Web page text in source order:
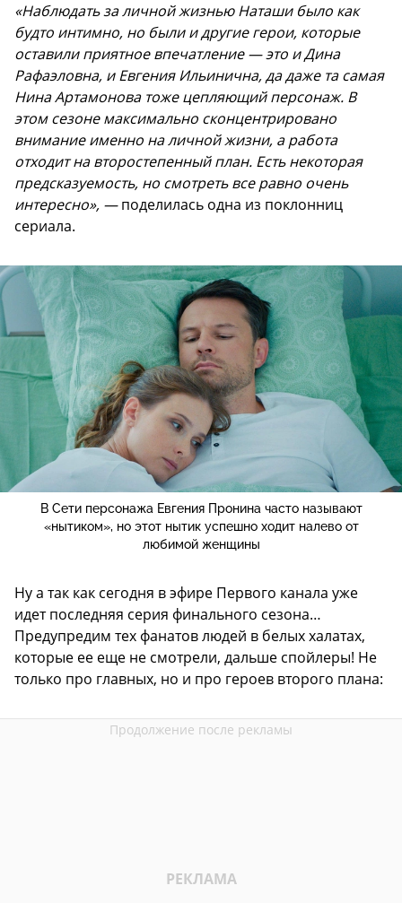
«Наблюдать за личной жизнью Наташи было как
будто интимно, но были и другие герои, которые
оставили приятное впечатление — это и Дина
Рафаэловна, и Евгения Ильинична, да даже та самая
Нина Артамонова тоже цепляющий персонаж. В
этом сезоне максимально сконцентрировано
внимание именно на личной жизни, а работа
отходит на второстепенный план. Есть некоторая
предсказуемость, но смотреть все равно очень
интересно», —поделилась одна из поклонниц
сериала.
В Сети персонажа Евгения Пронина часто называют
«нытиком», но этот нытик успешно ходит налево от
любимой женщины
Ну а так как сегодня в эфире Первого канала уже
идет последняя серия финального сезона…
Предупредим тех фанатов людей в белых халатах,
которые ее еще не смотрели, дальше спойлеры! Не
только про главных, но и про героев второго плана: